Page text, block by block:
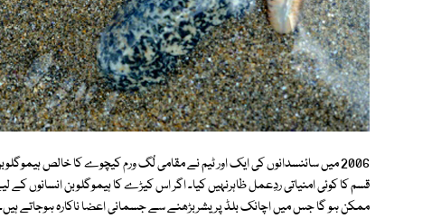
2006 میں سائنسدانوں کی ایک اور ٹیم نے مقامی لُگ ورم کیچوے کا خالص
قسم کا کوئی امنیاتی ردِعمل ظاہرنہیں کیا۔ اگر اس کیڑے کا ہیموگلوبن انسانوں
ممکن ہو گا جس میں اچانک بلڈ پریشربڑھنے سے جسمانی اعضا ناکارہ ہوجاتے